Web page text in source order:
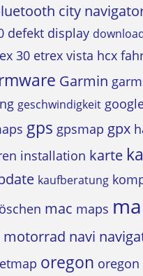
city
defekt display
30 etrex vista hcx
Garmin
geschwindigkeit
gps gpsmap gpx
installation karte
kaufberatung
mac maps
motorrad navi
oregon oregon